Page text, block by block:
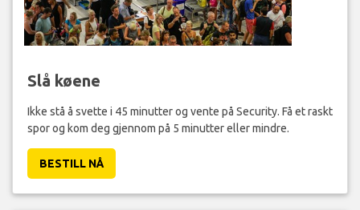
Slå køene
Ikke stå å svette i 45 minutter og vente på Security. Få et raskt
spor og kom deg gjennom på 5 minutter eller mindre.
BESTILL NÅ